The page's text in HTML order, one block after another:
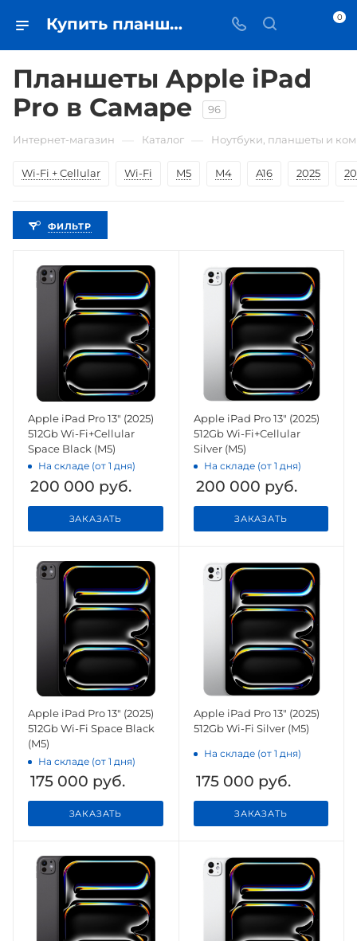
Купить планшеты Apple iPad Pro в Самаре - цена в iЧехол 0
Планшеты Apple iPad
Pro в Самаре
96
Интернет-магазин Каталог Ноутбуки, планшеты и
Wi-Fi + Cellular Wi-Fi M5 M4 A16 2025
ФИЛЬТР
Apple iPad Pro 13" (2025)
512Gb Wi-Fi+Cellular
Space Black (M5)
На складе (от 1 дня)
200 000 руб.
ЗАКАЗАТЬ
Apple iPad Pro 13" (2025)
512Gb Wi-Fi+Cellular
Silver (M5)
На складе (от 1 дня)
200 000 руб.
ЗАКАЗАТЬ
Apple iPad Pro 13" (2025)
512Gb Wi-Fi Space Black
(M5)
На складе (от 1 дня)
175 000 руб.
ЗАКАЗАТЬ
Apple iPad Pro 13" (2025)
512Gb Wi-Fi Silver (M5)
На складе (от 1 дня)
175 000 руб.
ЗАКАЗАТЬ